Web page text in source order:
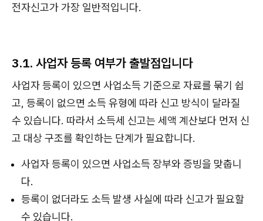
전자신고가 가장 일반적입니다.
3.1. 사업자 등록 여부가 출발점입니다
사업자 등록이 있으면 사업소득 기준으로 자료를 묶기 쉽
고, 등록이 없으면 소득 유형에 따라 신고 방식이 달라질
수 있습니다. 따라서 소득세 신고는 세액 계산보다 먼저 신
고 대상 구조를 확인하는 단계가 필요합니다.
사업자 등록이 있으면 사업소득 장부와 증빙을 맞춥니
다.
등록이 없더라도 소득 발생 사실에 따라 신고가 필요할
수 있습니다.